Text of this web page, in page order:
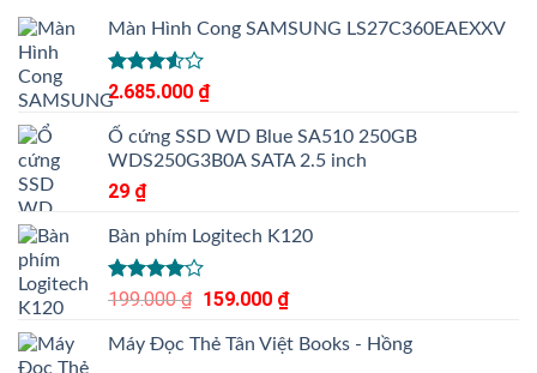
Màn Hình Cong SAMSUNG LS27C360EAEXXV
Được
xếp
hạng
3.505
sao
2.685.000 ₫
Ổ cứng SSD WD Blue SA510 250GB
WDS250G3B0A SATA 2.5 inch
29 ₫
Bàn phím Logitech K120
Được
4.00 5
sao
199.000₫
Giá
là:
159.000 ₫Giá
tại
Máy Đọc Thẻ Tân Việt Books - Hồng